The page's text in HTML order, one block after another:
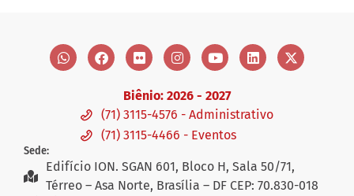
Biênio: 2026 - 2027
(71) 3115-4576 - Administrativo
(71) 3115-4466 - Eventos
Sede:
Edifício ION. SGAN 601, Bloco H, Sala 50/71,
Térreo – Asa Norte, Brasília – DF CEP: 70.830-018